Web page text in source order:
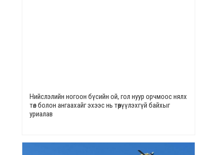
Нийслэлийн ногоон бүсийн ой, гол нуур орчмоос нялх
төл болон ангаахайг эхээс нь төөрүүлэхгүй байхыг
уриалав